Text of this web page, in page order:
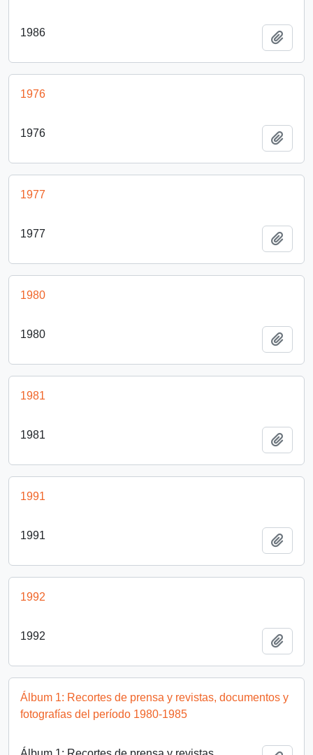
1986
1976
1976
1977
1977
1980
1980
1981
1981
1991
1991
1992
1992
Álbum 1: Recortes de prensa y revistas, documentos y
fotografías del período 1980-1985